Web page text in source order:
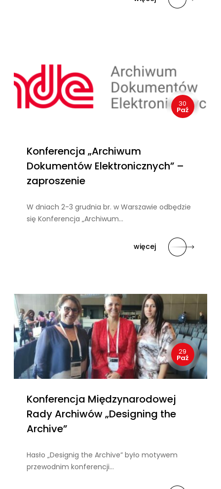
30
Paź
Konferencja „Archiwum
Dokumentów Elektronicznych” –
zaproszenie
W dniach 2-3 grudnia br. w Warszawie odbędzie
się Konferencja „Archiwum…
więcej
29
Paź
Konferencja Międzynarodowej
Rady Archiwów „Designing the
Archive”
Hasło „Designig the Archive” było motywem
przewodnim konferencji…